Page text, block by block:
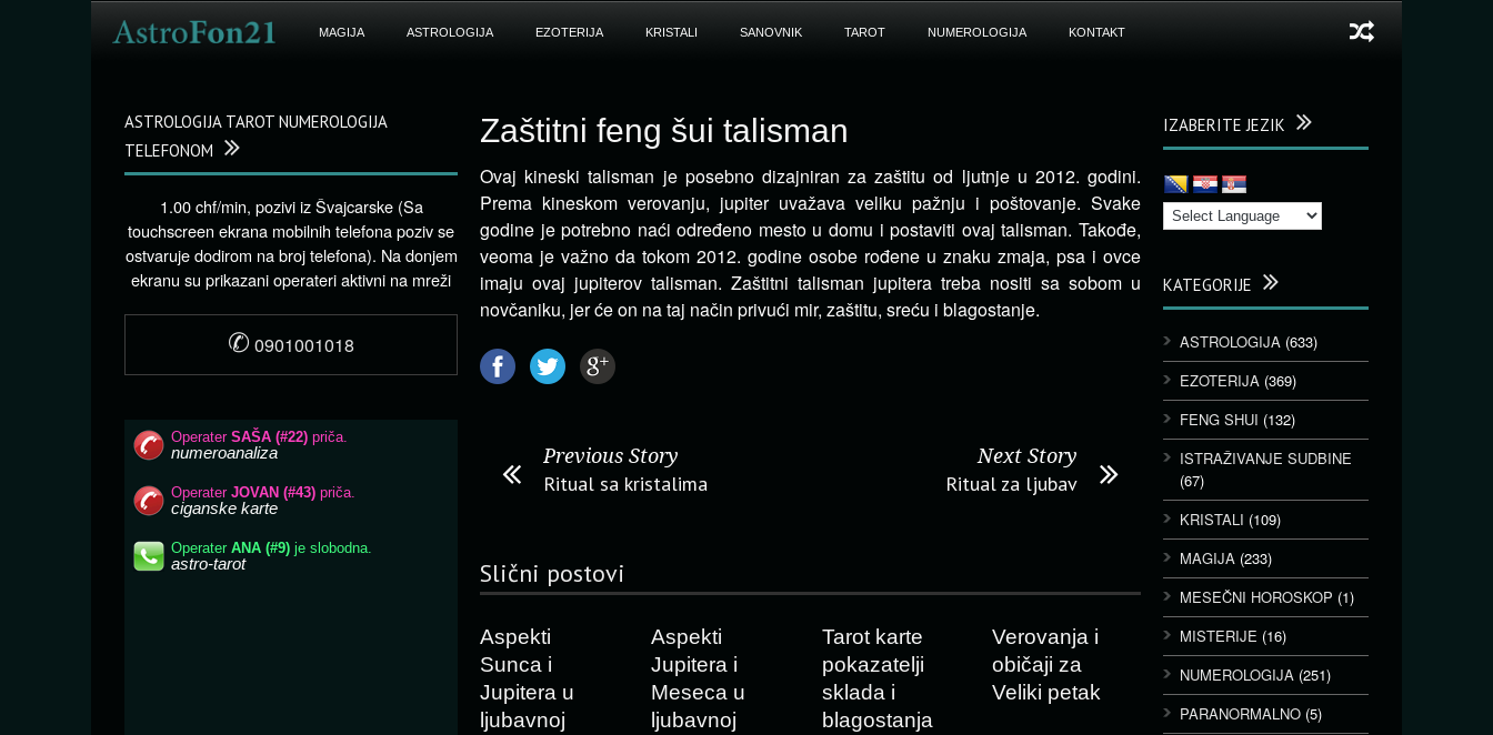
MAGIJA ASTROLOGIJA EZOTERIJA KRISTALI SANOVNIK TAROT NUMEROLOGIJA KONTAKT
Zaštitni feng šui talisman
Ovaj kineski talisman je posebno dizajniran za zaštitu od ljutnje u 2012. godini.
Prema kineskom verovanju, jupiter uvažava veliku pažnju i poštovanje. Svake
godine je potrebno naći određeno mesto u domu i postaviti ovaj talisman. Takođe,
veoma je važno da tokom 2012. godine osobe rođene u znaku zmaja, psa i ovce
imaju ovaj jupiterov talisman. Zaštitni talisman jupitera treba nositi sa sobom u
novčaniku, jer će on na taj način privući mir, zaštitu, sreću i blagostanje.
Previous Story
Ritual sa kristalima
Next Story
Ritual za ljubav
Slični postovi
Aspekti
Sunca i
Jupitera u
ljubavnoj
Aspekti
Jupitera i
Meseca u
ljubavnoj
Tarot karte
pokazatelji
sklada i
blagostanja
Verovanja i
običaji za
Veliki petak
IZABERITE JEZIK
KATEGORIJE
ASTROLOGIJA (633)
EZOTERIJA (369)
FENG SHUI (132)
ISTRAŽIVANJE SUDBINE
(67)
KRISTALI (109)
MAGIJA (233)
MESEČNI HOROSKOP (1)
MISTERIJE (16)
NUMEROLOGIJA (251)
PARANORMALNO (5)
ASTROLOGIJA TAROT NUMEROLOGIJA
TELEFONOM
1.00 chf/min, pozivi iz Švajcarske (Sa
touchscreen ekrana mobilnih telefona poziv se
ostvaruje dodirom na broj telefona). Na donjem
ekranu su prikazani operateri aktivni na mreži
✆ 0901001018